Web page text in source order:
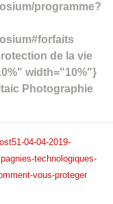
programme?
de la vie
width="10%"}
Photographie
04-04-2019-
technologiques-
vous-proteger